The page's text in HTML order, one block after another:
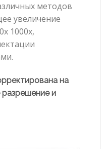
методов
увеличение
1000x,
на
разрешение и